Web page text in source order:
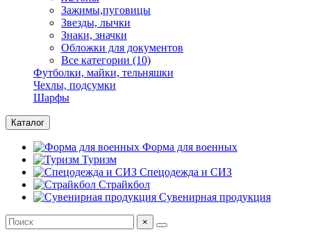
Зажимы,пуговицы
Звезды, лычки
Знаки, значки
Обложки для документов
Все категории (10)
Футболки, майки, тельняшки
Чехлы, подсумки
Шарфы
Каталог
Форма для военных
Туризм
Спецодежда и СИЗ
Страйкбол
Сувенирная продукция
×